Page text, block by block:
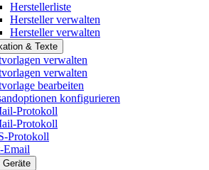
Herstellerliste
Hersteller verwalten
Hersteller verwalten
& Texte
verwalten
verwalten
bearbeiten
konfigurieren
Protokoll
Protokoll
Protokoll
Email
Geräte